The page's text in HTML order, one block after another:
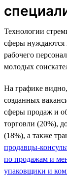
Технологии
сферы нуждаются
рабочего
молодых
На графике
созданных
сферы продаж и
торговли (20%),
(18%), а также
продавцы-
по продажам и
упаковщики и